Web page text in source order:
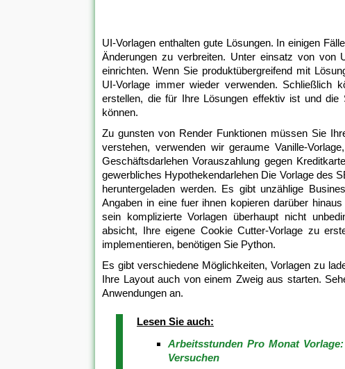
UI-Vorlagen enthalten gute Lösungen. In einigen
Änderungen zu verbreiten. Unter einsatz von von
einrichten. Wenn Sie produktübergreifend mit
UI-Vorlage immer wieder verwenden. Schließlich
erstellen, die für Ihre Lösungen effektiv ist und
können.
Zu gunsten von Render Funktionen müssen Sie
verstehen, verwenden wir geraume Vanille-
Geschäftsdarlehen Vorauszahlung gegen
gewerbliches Hypothekendarlehen Die Vorlage des
heruntergeladen werden. Es gibt unzählige
Angaben in eine fuer ihnen kopieren darüber
sein komplizierte Vorlagen überhaupt nicht
absicht, Ihre eigene Cookie Cutter-Vorlage zu
implementieren, benötigen Sie Python.
Es gibt verschiedene Möglichkeiten, Vorlagen zu
Ihre Layout auch von einem Zweig aus starten.
Anwendungen an.
Lesen Sie auch:
Arbeitsstunden Pro Monat
Versuchen